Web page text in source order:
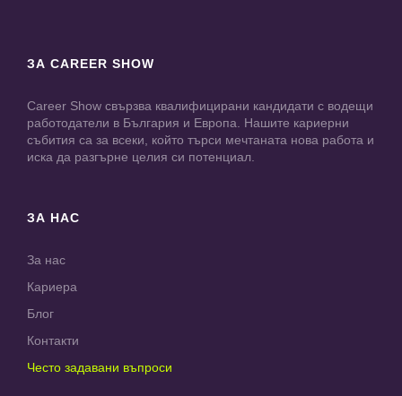
ЗА CAREER SHOW
Career Show свързва квалифицирани кандидати с водещи
работодатели в България и Европа. Нашите кариерни
събития са за всеки, който търси мечтаната нова работа и
иска да разгърне целия си потенциал.
ЗА НАС
За нас
Кариера
Блог
Контакти
Често задавани въпроси